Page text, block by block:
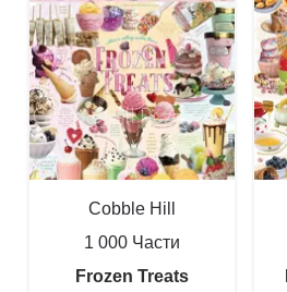
Cobble Hill
1 000 Части
Frozen Treats